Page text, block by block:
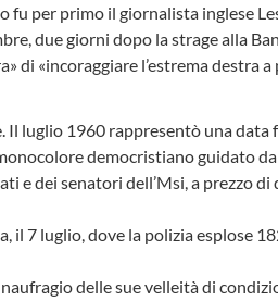
fu per primo il giornalista inglese
due giorni dopo la strage alla
di «incoraggiare l’estrema destra
luglio 1960 rappresentò una data
democristiano guidato
e dei senatori dell’Msi, a prezzo di
il 7 luglio, dove la polizia esplose
delle sue velleità di